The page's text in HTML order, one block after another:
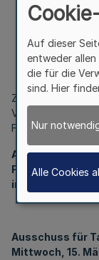
Sitzungen der
Bek. d
Zur Vorbereitung
VRR AöR am 25.
Fachausschüsse
Ausschuss für
Freitag, 12. März
im Rathaus der
Ausschuss für
Mittwoch, 15.
Auf dieser
entweder allen
die für die
sind. Hier
Nur
Alle Cookies